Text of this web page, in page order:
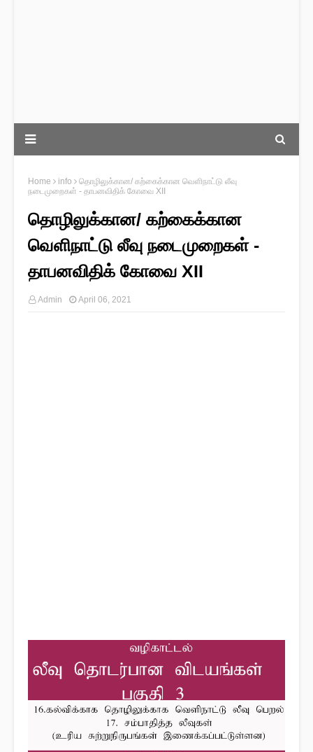
Home info
தொழிலுக்கான/ கற்கைக்கான வௌிநாட்டு லீவு
நடைமுறைகள் - தாபனவிதிக் கோவை XII
தொழிலுக்கான/ கற்கைக்கான
வௌிநாட்டு லீவு நடைமுறைகள் -
தாபனவிதிக் கோவை XII
Admin April 06, 2021